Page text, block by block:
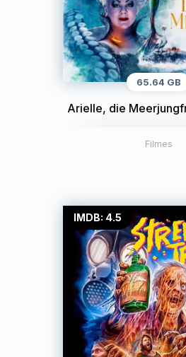
65.64 GB
Arielle, die
Filmes
IMDB: 4.5